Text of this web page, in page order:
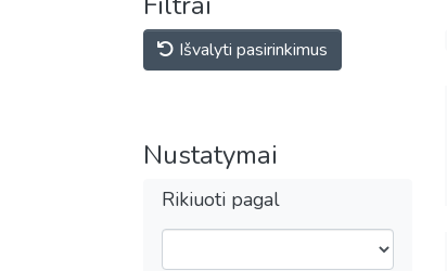
Išvalyti pasirinkimus
Nustatymai
Rikiuoti pagal